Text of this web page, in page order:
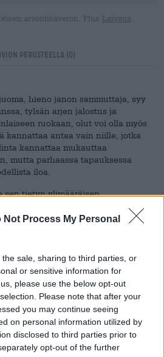
Not Process My Personal
sale, sharing to third parties, or
or sensitive information for
please use the below opt-out
Please note that after your
you may continue seeing
on personal information utilized by
disclosed to third parties prior to
opt-out of the further
arvonlisäveron. Plus Laivaus
perusteella (0)
hieno janon sammuttaja, syy
tylsän arjen jalostus ja
ruokaan, olut voi olla myös
kannattaa antaa vain niille, jotka
kannattaa mukauttaa
mutta parhaassa tapauksessa
iloa.
sen tietyn ylimääräisen,
Jos kuitenkin haluat esittää
tai kalliita sikareita
tukevasta pahvista
on tilaa kuudelle tai seitsemälle
riippuen, jotka on erotettu
ja piilotettu yllätyksenä
kantokahva mahdollistaa
sulkee kotelon turvallisesti.
ja saajalle räätälöidyn täytteen
lahjapöytää!